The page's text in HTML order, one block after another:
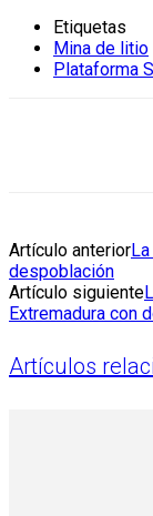
Etiquetas
Mina de litio
Plataforma
Artículo anterior
despoblación
Artículo siguiente
Extremadura con
Artículos